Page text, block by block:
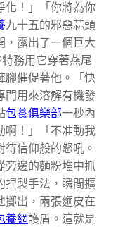
化！」「你將為你
九十五的邪惡蒜頭
，露出了一個巨大
務用它穿著燕尾
腳催促著他。「快
門用來溶解有機發
包養俱樂部一秒內
啊！」「不准動我
信仰般的怒吼。
旁邊的麵粉堆中抓
捏製手法，瞬間擴
擲出，兩張麵皮在
養網護盾。這就是